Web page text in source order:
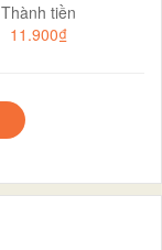
Thành tiền
11.900₫